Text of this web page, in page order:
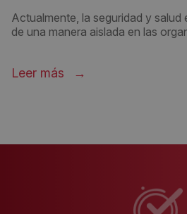
Actualmente, la seguridad y salud
de una manera aislada en las
Leer más